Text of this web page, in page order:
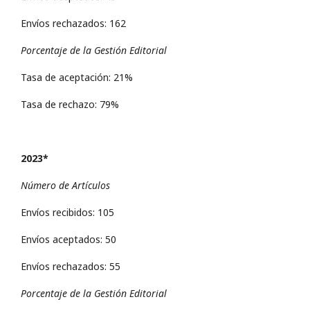
Envíos rechazados: 162
Porcentaje de la Gestión Editorial
Tasa de aceptación: 21%
Tasa de rechazo: 79%
2023*
Número de Artículos
Envíos recibidos: 105
Envíos aceptados: 50
Envíos rechazados: 55
Porcentaje de la Gestión Editorial